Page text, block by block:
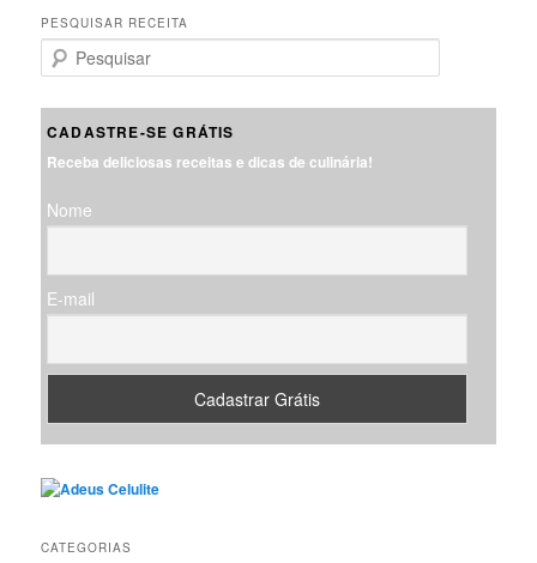
PESQUISAR RECEITA
e
u
a
CADASTRE-SE GRÁTIS
Receba deliciosas receitas e dicas de culinária!
Nome
E-mail
CATEGORIAS